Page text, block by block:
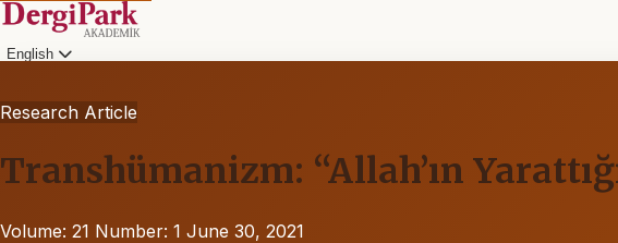
English
Research Article
Transhümanizm: “Allah’ın
Volume: 21 Number: 1 June 30, 2021